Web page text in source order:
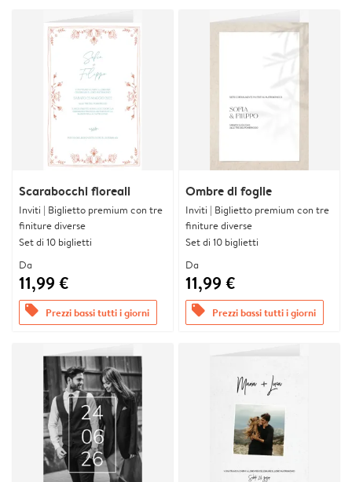
Scarabocchi floreali
Inviti | Biglietto premium con tre
finiture diverse
Set di 10 biglietti
Da
11,99 €
offers Prezzi bassi tutti i giorni
Ombre di foglie
Inviti | Biglietto premium con tre
finiture diverse
Set di 10 biglietti
Da
11,99 €
offers Prezzi bassi tutti i giorni